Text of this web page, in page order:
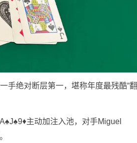
手绝对断层第一，堪称年度最残酷“翻
主动加注入池，对手Miguel